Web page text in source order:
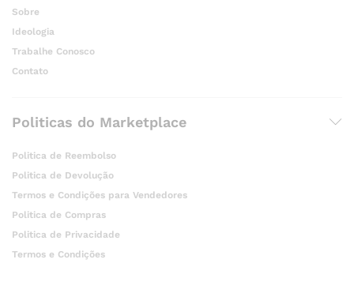
Sobre
Ideologia
Trabalhe Conosco
Contato
Politicas do Marketplace
Politica de Reembolso
Politica de Devolução
Termos e Condições para Vendedores
Politica de Compras
Politica de Privacidade
Termos e Condições